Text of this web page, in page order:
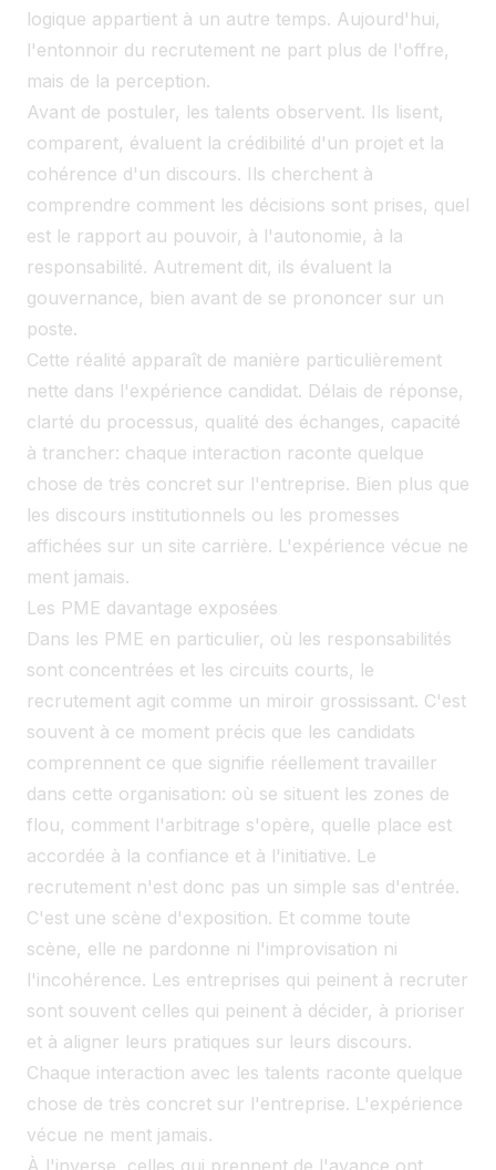
logique appartient à un autre temps. Aujourd'hui,
l'entonnoir du recrutement ne part plus de l'offre,
mais de la perception.
Avant de postuler, les talents observent. Ils lisent,
comparent, évaluent la crédibilité d'un projet et la
cohérence d'un discours. Ils cherchent à
comprendre comment les décisions sont prises, quel
est le rapport au pouvoir, à l'autonomie, à la
responsabilité. Autrement dit, ils évaluent la
gouvernance, bien avant de se prononcer sur un
poste.
Cette réalité apparaît de manière particulièrement
nette dans l'expérience candidat. Délais de réponse,
clarté du processus, qualité des échanges, capacité
à trancher: chaque interaction raconte quelque
chose de très concret sur l'entreprise. Bien plus que
les discours institutionnels ou les promesses
affichées sur un site carrière. L'expérience vécue ne
ment jamais.
Les PME davantage exposées
Dans les PME en particulier, où les responsabilités
sont concentrées et les circuits courts, le
recrutement agit comme un miroir grossissant. C'est
souvent à ce moment précis que les candidats
comprennent ce que signifie réellement travailler
dans cette organisation: où se situent les zones de
flou, comment l'arbitrage s'opère, quelle place est
accordée à la confiance et à l'initiative. Le
recrutement n'est donc pas un simple sas d'entrée.
C'est une scène d'exposition. Et comme toute
scène, elle ne pardonne ni l'improvisation ni
l'incohérence. Les entreprises qui peinent à recruter
sont souvent celles qui peinent à décider, à prioriser
et à aligner leurs pratiques sur leurs discours.
Chaque interaction avec les talents raconte quelque
chose de très concret sur l'entreprise. L'expérience
vécue ne ment jamais.
À l'inverse, celles qui prennent de l'avance ont